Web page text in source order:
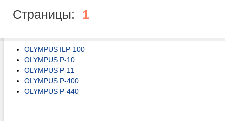
Страницы: 1
OLYMPUS ILP-100
OLYMPUS P-10
OLYMPUS P-11
OLYMPUS P-400
OLYMPUS P-440